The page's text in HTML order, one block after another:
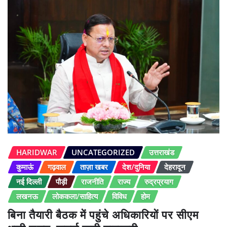
HARIDWAR UNCATEGORIZED
उत्तराखंड
कुमाऊं
गढ़वाल ताज़ा खबर देश/दुनिया
देहरादून
नई दिल्ली
पौड़ी राजनीति राज्य
रुद्रप्रयाग
लखनऊ
लोककला/साहित्य विविध होम
बिना तैयारी बैठक में पहुंचे अधिकारियों पर सीएम